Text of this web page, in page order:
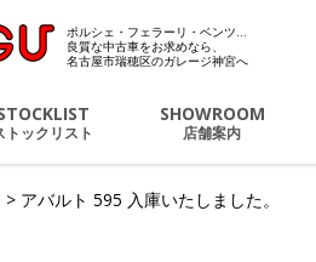
ポルシェ・フェラーリ
ポルシェ・フェラーリ・ベンツ…
良質な中古車をお求めなら、
名古屋市瑞穂区のガレージ神宮へ
トックリスト
SHOWROOM
店舗案内
> アバルト 595 入庫いたしました。